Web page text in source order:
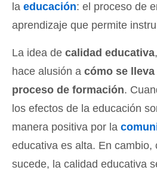
la educación: el proceso de
aprendizaje que permite
La idea de calidad educativa
hace alusión a cómo se
proceso de formación.
los efectos de la educación
manera positiva por la
educativa es alta. En cambio,
sucede, la calidad educativa